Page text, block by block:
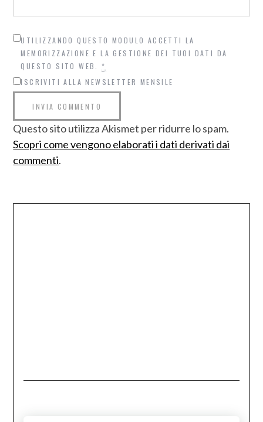
UTILIZZANDO QUESTO MODULO ACCETTI LA
MEMORIZZAZIONE E LA GESTIONE DEI TUOI DATI DA
QUESTO SITO WEB.*
ISCRIVITI ALLA NEWSLETTER MENSILE
Questo sito utilizza Akismet per ridurre lo spam.
Scopri come vengono elaborati i dati derivati dai
commenti.